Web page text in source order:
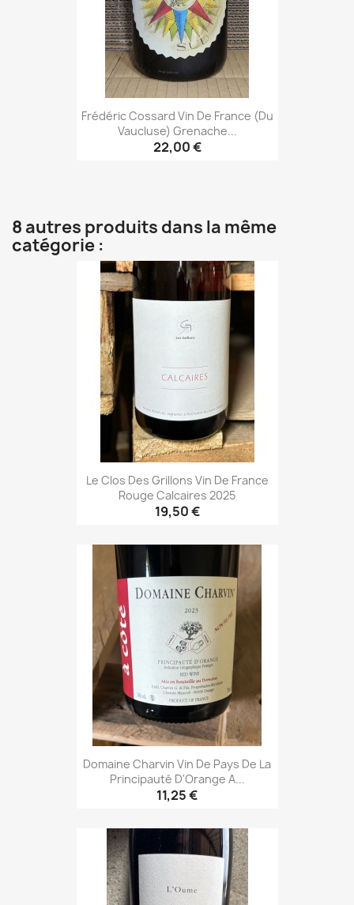
Frédéric Cossard Vin De France (du
Vaucluse) Grenache...
22,00 €
8 autres produits dans la même
catégorie :
Le Clos Des Grillons Vin De France
Rouge Calcaires 2025
19,50 €
Domaine Charvin Vin De Pays De La
Principauté D'Orange A...
11,25 €